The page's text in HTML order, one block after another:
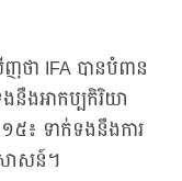
ថា IFA បានបំពាន
នឹងអាកប្បកិរិយា
៥៖ ទាក់ទងនឹងការ
សាសន៍។